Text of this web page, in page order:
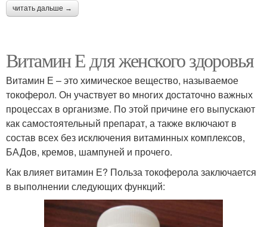
читать дальше →
Витамин Е для женского здоровья
Витамин Е – это химическое вещество, называемое
токоферол. Он участвует во многих достаточно важных
процессах в организме. По этой причине его выпускают
как самостоятельный препарат, а также включают в
состав всех без исключения витаминных комплексов,
БАДов, кремов, шампуней и прочего.
Как влияет витамин Е? Польза токоферола заключается
в выполнении следующих функций: